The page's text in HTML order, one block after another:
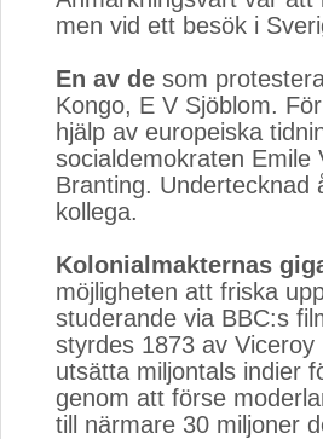
men vid ett besök i
En av de som
Kongo, E V Sjöblom.
hjälp av europeiska
socialdemokraten Emile
Branting. Undertecknad
kollega.
Kolonialmakternas
möjligheten att friska
studerande via BBC:s
styrdes 1873 av
utsätta miljontals indier
genom att förse
till närmare 30 miljoner